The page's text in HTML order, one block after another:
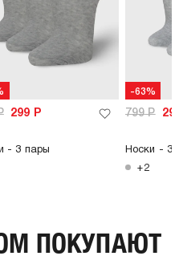
299 Р
- 3 пары
-63%
799Р
Носки -
+2
ПОКУПАЮТ